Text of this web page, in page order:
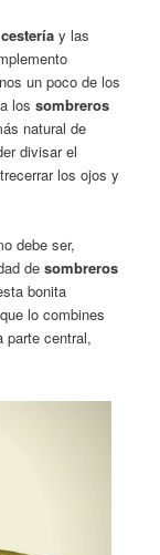
cesteríay las
un poco de los
lossombreros
natural de
divisar el
los ojos y
debe ser,
desombreros
bonita
lo combines
parte central,